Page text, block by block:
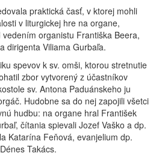
praktická časť, v ktorej mohli
v liturgickej hre na organe,
organistu Františka Beera,
dirigenta Viliama Gurbaľa.
spevov k sv. omši, ktorou stretnutie
zbor vytvorený z účastníkov
sv. Antona Paduánskeho ju
Hudobne sa do nej zapojili všetci
hudbu: na organe hral František
čítania spievali Jozef Vaško a dp.
Katarína Feňová, evanjelium dp.
Takács.